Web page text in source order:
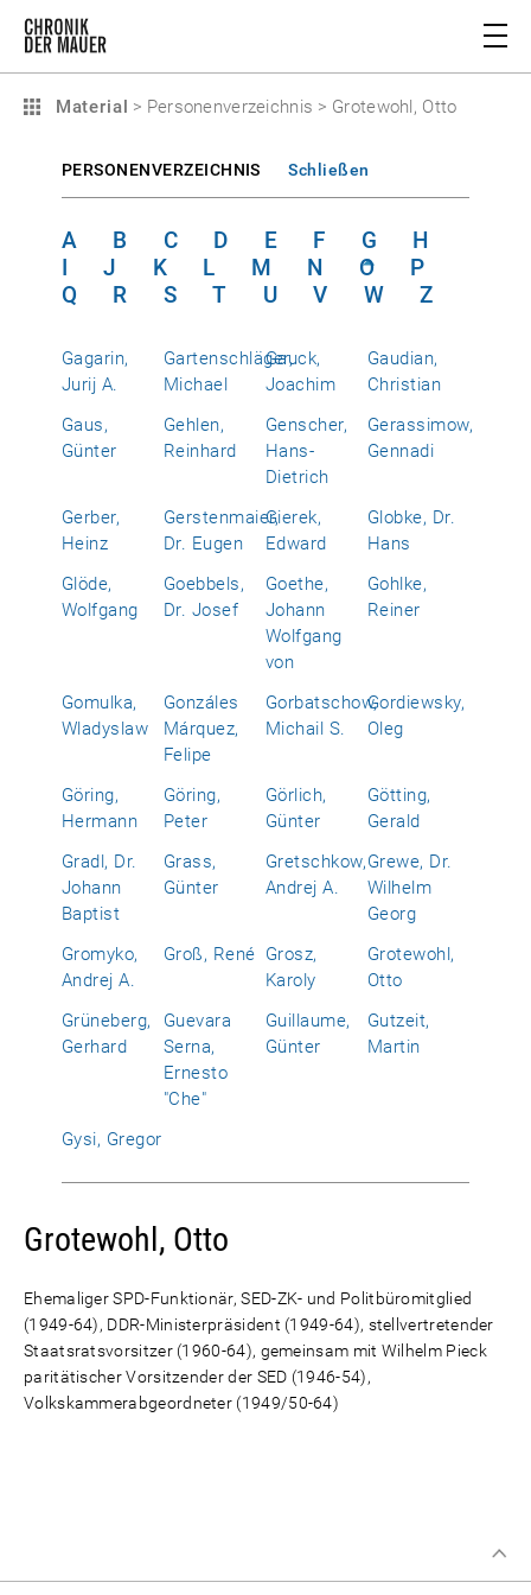
Material > Personenverzeichnis > Grotewohl, Otto
PERSONENVERZEICHNIS Schließen
A B C D E F G
H
I
J K L M N O
P
Q
R S T U V W Z
Gagarin,
Jurij A.
Gartenschläger,
Michael
Gauck,
Joachim
Gaudian,
Christian
Gaus,
Günter
Gehlen,
Reinhard
Genscher,
Hans-
Dietrich
Gerassimow,
Gennadi
Gerber,
Heinz
Gerstenmaier,
Dr. Eugen
Gierek,
Edward
Globke, Dr.
Hans
Glöde,
Wolfgang
Goebbels,
Dr. Josef
Goethe,
Johann
Wolfgang
von
Gohlke,
Reiner
Gomulka,
Wladyslaw
Gonzáles
Márquez,
Felipe
Gorbatschow,
Michail S.
Gordiewsky,
Oleg
Göring,
Hermann
Göring,
Peter
Görlich,
Günter
Götting,
Gerald
Gradl, Dr.
Johann
Baptist
Grass,
Günter
Gretschkow,
Andrej A.
Grewe, Dr.
Wilhelm
Georg
Gromyko,
Andrej A.
Groß, René Grosz,
Karoly
Grotewohl,
Otto
Grüneberg,
Gerhard
Guevara
Serna,
Ernesto
"Che"
Guillaume,
Günter
Gutzeit,
Martin
Gysi, Gregor
Grotewohl, Otto
Ehemaliger SPD-Funktionär, SED-ZK- und Politbüromitglied
(1949-64), DDR-Ministerpräsident (1949-64), stellvertretender
Staatsratsvorsitzer (1960-64), gemeinsam mit Wilhelm Pieck
paritätischer Vorsitzender der SED (1946-54),
Volkskammerabgeordneter (1949/50-64)